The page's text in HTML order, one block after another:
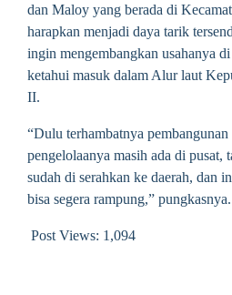
dan Maloy yang berada di
harapkan menjadi daya tarik
ingin mengembangkan usahanya
ketahui masuk dalam Alur laut
II.
“Dulu terhambatnya
pengelolaanya masih ada di pusat,
sudah di serahkan ke daerah, dan
bisa segera rampung,” pungkasnya.
Post Views: 1,094